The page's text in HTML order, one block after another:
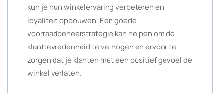
kun je hun winkelervaring verbeteren en
loyaliteit opbouwen. Een goede
voorraadbeheerstrategie kan helpen om de
klanttevredenheid te verhogen en ervoor te
zorgen dat je klanten met een positief gevoel de
winkel verlaten.